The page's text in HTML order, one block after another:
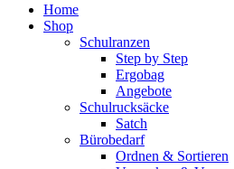
Home
Shop
Schulranzen
Step by Step
Ergobag
Angebote
Schulrucksäcke
Satch
Bürobedarf
Ordnen & Sortieren